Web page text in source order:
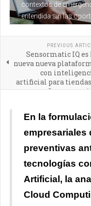
contextos de
entendida sin las
PREVIOUS
Sensormatic IQ es
nueva nueva
con
artificial para
pequeños
En la
empresariales
preventivas
tecnologías
Artificial, la
Cloud